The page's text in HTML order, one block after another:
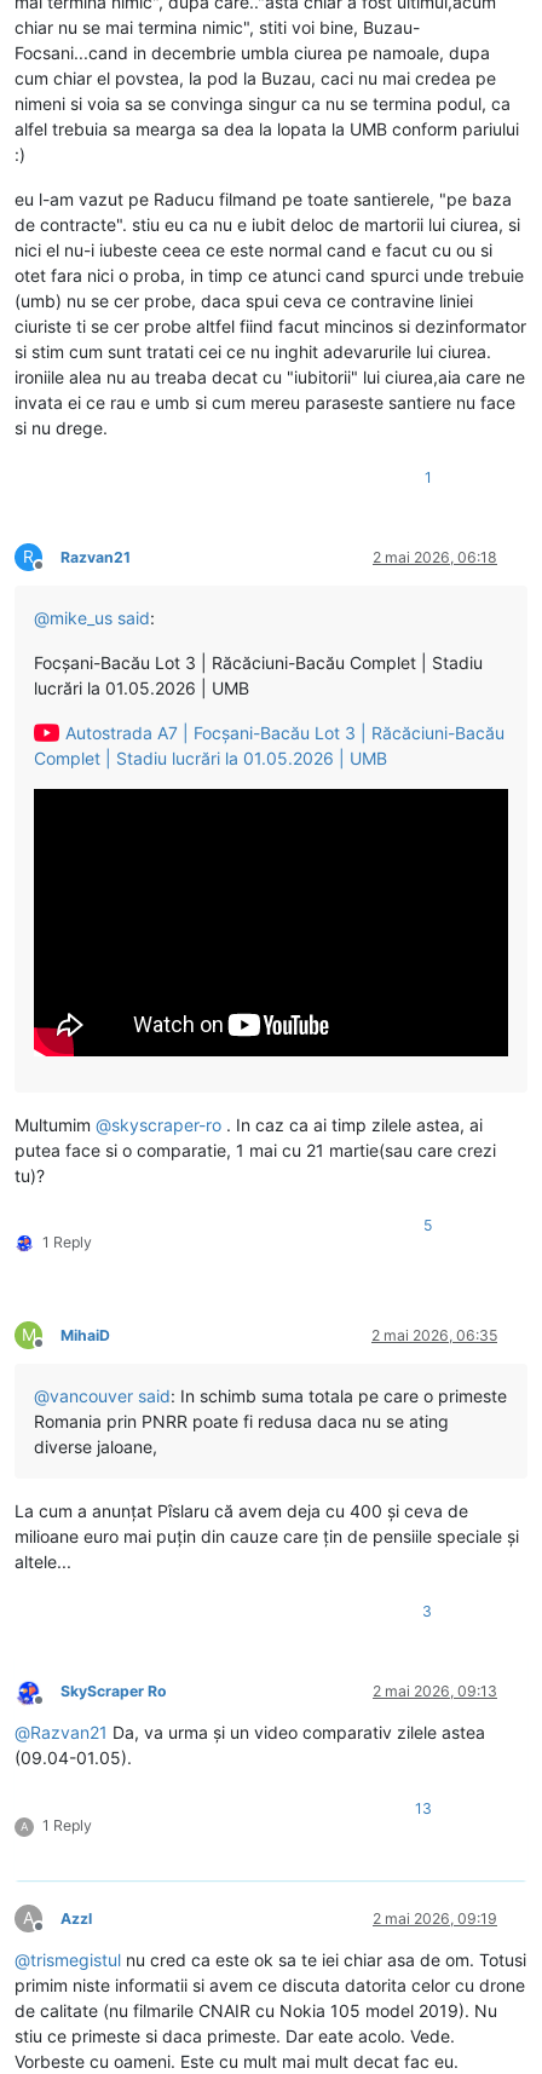
chiar nu se mai termina nimic", stiti voi bine, Buzau-
Focsani...cand in decembrie umbla ciurea pe namoale, dupa
cum chiar el povstea, la pod la Buzau, caci nu mai credea pe
nimeni si voia sa se convinga singur ca nu se termina podul, ca
alfel trebuia sa mearga sa dea la lopata la UMB conform pariului
:)
eu l-am vazut pe Raducu filmand pe toate santierele, "pe baza
de contracte". stiu eu ca nu e iubit deloc de martorii lui ciurea, si
nici el nu-i iubeste ceea ce este normal cand e facut cu ou si
otet fara nici o proba, in timp ce atunci cand spurci unde trebuie
(umb) nu se cer probe, daca spui ceva ce contravine liniei
ciuriste ti se cer probe altfel fiind facut mincinos si dezinformator
si stim cum sunt tratati cei ce nu inghit adevarurile lui ciurea.
ironiile alea nu au treaba decat cu "iubitorii" lui ciurea,aia care ne
invata ei ce rau e umb si cum mereu paraseste santiere nu face
si nu drege.
1
R
Deconectat
Razvan21 2 mai 2026, 06:18
@mike_us said:
Focșani-Bacău Lot 3 | Răcăciuni-Bacău Complet | Stadiu
lucrări la 01.05.2026 | UMB
Autostrada A7 | Focșani-Bacău Lot 3 | Răcăciuni-Bacău
Complet | Stadiu lucrări la 01.05.2026 | UMB
Multumim @skyscraper-ro . In caz ca ai timp zilele astea, ai
putea face si o comparatie, 1 mai cu 21 martie(sau care crezi
tu)?
1 Reply
5
M
Deconectat
MihaiD 2 mai 2026, 06:35
@vancouver said: In schimb suma totala pe care o primeste
Romania prin PNRR poate fi redusa daca nu se ating
diverse jaloane,
La cum a anunțat Pîslaru că avem deja cu 400 și ceva de
milioane euro mai puțin din cauze care țin de pensiile speciale și
altele...
3
Deconectat
SkyScraper Ro 2 mai 2026, 09:13
@Razvan21 Da, va urma și un video comparativ zilele astea
(09.04-01.05).
A 1 Reply
13
A
Deconectat
Azzl 2 mai 2026, 09:19
@trismegistul nu cred ca este ok sa te iei chiar asa de om. Totusi
primim niste informatii si avem ce discuta datorita celor cu drone
de calitate (nu filmarile CNAIR cu Nokia 105 model 2019). Nu
stiu ce primeste si daca primeste. Dar eate acolo. Vede.
Vorbeste cu oameni. Este cu mult mai mult decat fac eu.